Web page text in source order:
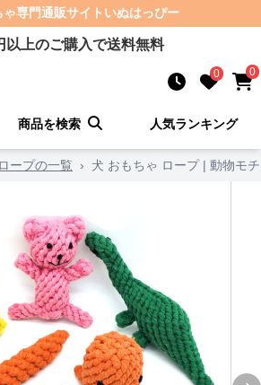
ゃ専門通販サイト いぬはっぴー
以上のご購入で送料無料
0 0
商品を検索 人気ランキング
ロープの一覧 › 犬 おもちゃ ロープ | 動物モ